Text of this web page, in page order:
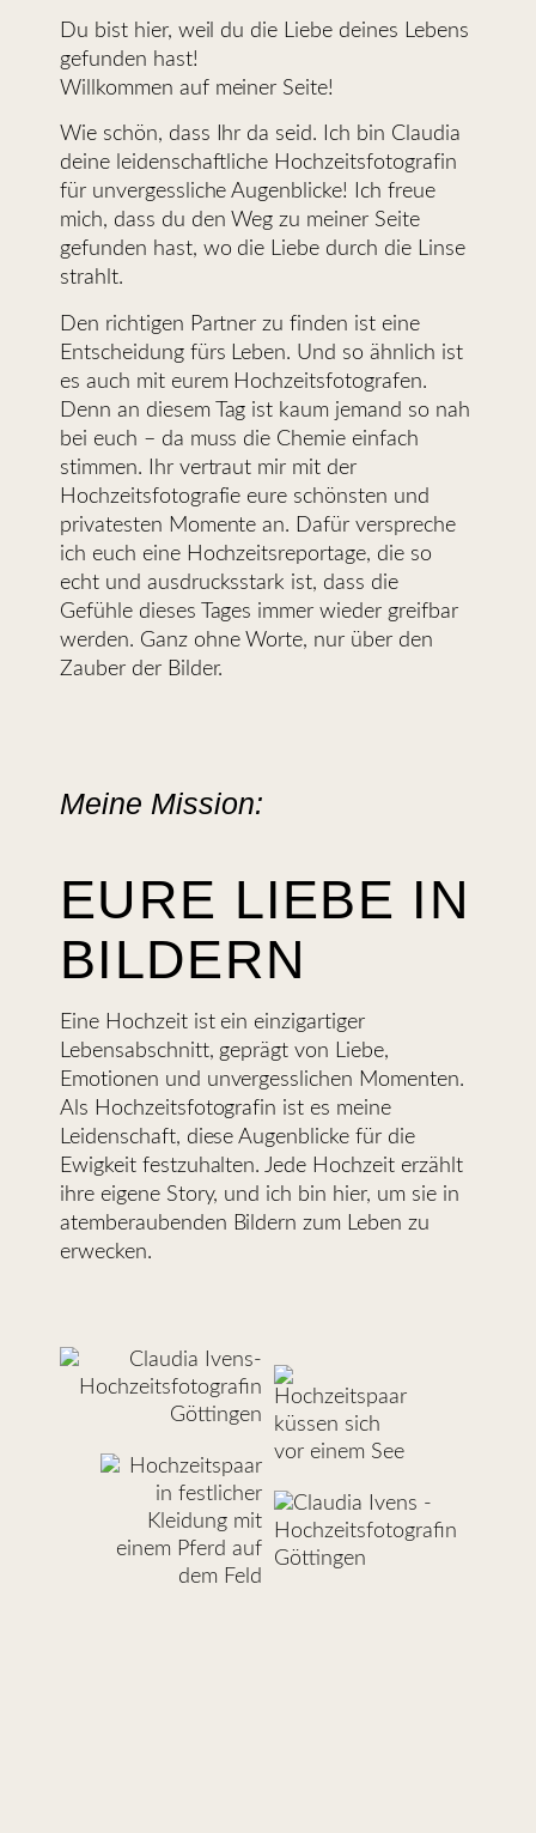
Du bist hier, weil du die Liebe deines Lebens
gefunden hast!
Willkommen auf meiner Seite!
Wie schön, dass Ihr da seid. Ich bin Claudia
deine leidenschaftliche Hochzeitsfotografin
für unvergessliche Augenblicke! Ich freue
mich, dass du den Weg zu meiner Seite
gefunden hast, wo die Liebe durch die Linse
strahlt.
Den richtigen Partner zu finden ist eine
Entscheidung fürs Leben. Und so ähnlich ist
es auch mit eurem Hochzeitsfotografen.
Denn an diesem Tag ist kaum jemand so nah
bei euch – da muss die Chemie einfach
stimmen. Ihr vertraut mir mit der
Hochzeitsfotografie eure schönsten und
privatesten Momente an. Dafür verspreche
ich euch eine Hochzeitsreportage, die so
echt und ausdrucksstark ist, dass die
Gefühle dieses Tages immer wieder greifbar
werden. Ganz ohne Worte, nur über den
Zauber der Bilder.
Meine Mission:
EURE LIEBE IN
BILDERN
Eine Hochzeit ist ein einzigartiger
Lebensabschnitt, geprägt von Liebe,
Emotionen und unvergesslichen Momenten.
Als Hochzeitsfotografin ist es meine
Leidenschaft, diese Augenblicke für die
Ewigkeit festzuhalten. Jede Hochzeit erzählt
ihre eigene Story, und ich bin hier, um sie in
atemberaubenden Bildern zum Leben zu
erwecken.